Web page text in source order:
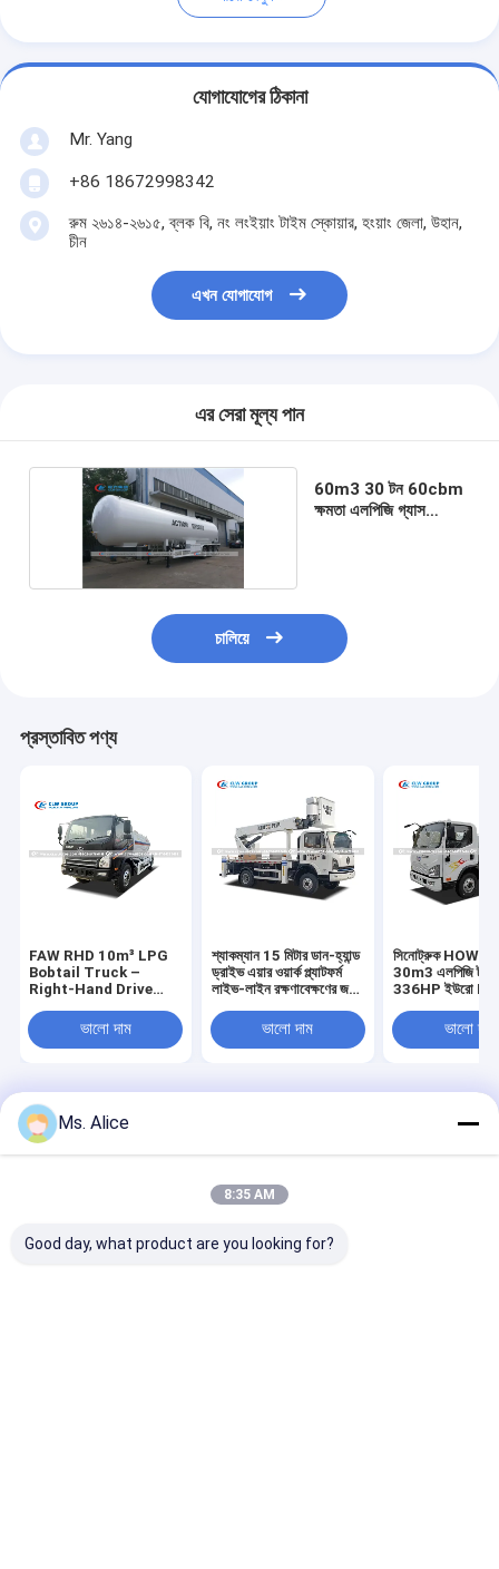
যোগাযোগের ঠিকানা
Mr. Yang
+86 18672998342
রুম ২৬১৪-২৬১৫, ব্লক বি, নং লংইয়াং টাইম স্কোয়ার, হংয়াং জেলা, উহান,
চীন
এখন যোগাযোগ
এর সেরা মূল্য পান
60m3 30 টন 60cbm
ক্ষমতা এলপিজি গ্যাস
চালিয়ে
প্রস্তাবিত পণ্য
FAW RHD 10m³ LPG
Bobtail Truck –
Right-Hand Drive
Q345R Steel Tank
for African Markets
ভালো দাম
শ্যাকম্যান 15 মিটার ডান-হ্যান্ড
ড্রাইভ এয়ার ওয়ার্ক প্ল্যাটফর্ম
লাইভ-লাইন রক্ষণাবেক্ষণের জন্য
আইসোলেটেড বালতি সহ
ভালো দাম
সিনোট্রুক HOWO
30m3 এলপিজি
336HP ইউরো II
নিরাপত্তা আনুষাঙ্গিক
ভালো দাম
বাড়ি
সম্পর্কে
সাইট ম্যাপ
Privacy Policy
চীন কারখানা.Copyright © 2026 HUBEI CHENGLI
SPECIAL AUTOMOBILE CO,.LTD. All Rights Reserved.
Ms. Alice
8:35 AM
Good day, what product are you looking for?